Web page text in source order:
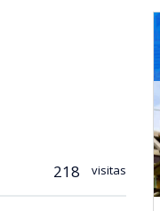
218 visitas